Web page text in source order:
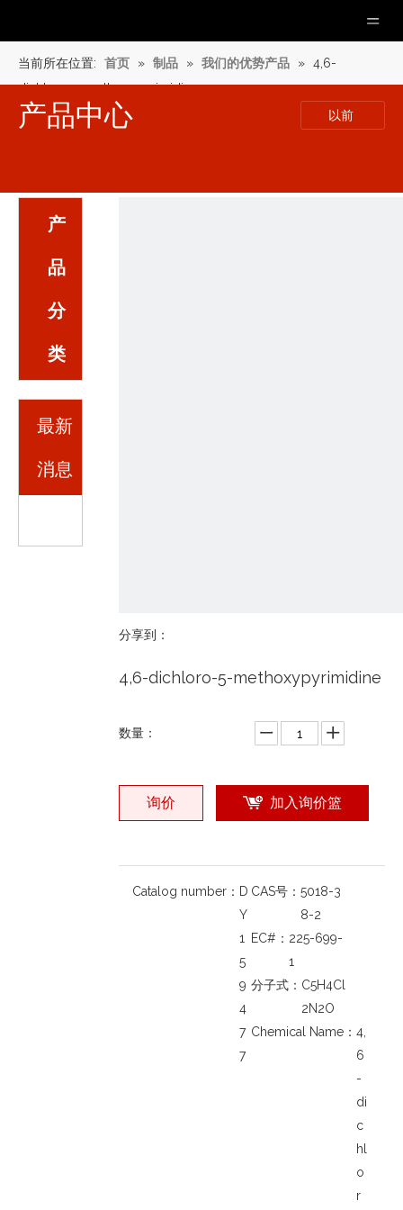
当前所在位置: 首页 » 制品 » 我们的优势产品 » 4,6-
dichloro-5-methoxypyrimidine
产品中心 以前
产
品
分
类
最新
消息
分享到：
4,6-dichloro-5-methoxypyrimidine
数量：
询价 加入询价篮
Catalog number： D
Y
1
5
9
4
7
7
CAS号：5018-3
8-2
EC#： 225-699-
1
分子式： C5H4Cl
2N2O
Chemical Name：4,
6
-
di
c
hl
o
r